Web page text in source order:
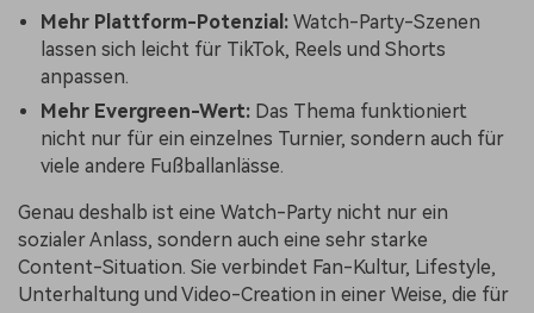
Mehr Plattform-Potenzial: Watch-Party-Szenen
lassen sich leicht für TikTok, Reels und Shorts
anpassen.
Mehr Evergreen-Wert: Das Thema funktioniert
nicht nur für ein einzelnes Turnier, sondern auch für
viele andere Fußballanlässe.
Genau deshalb ist eine Watch-Party nicht nur ein
sozialer Anlass, sondern auch eine sehr starke
Content-Situation. Sie verbindet Fan-Kultur, Lifestyle,
Unterhaltung und Video-Creation in einer Weise, die für